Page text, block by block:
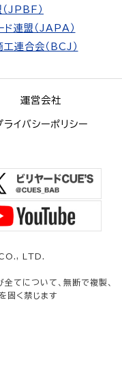
JPBF）
ド連盟（JAPA）
連合会（BCJ）
運営会社
ライバシーポリシー
LTD.
全てについて、無断で複製、
固く禁じます